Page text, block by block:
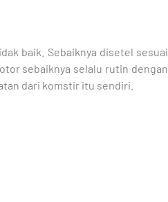
baik. Sebaiknya disetel sesuai
sebaiknya selalu rutin dengan
dari komstir itu sendiri.